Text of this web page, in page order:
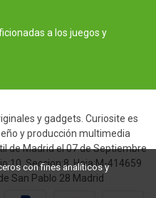
a los juegos y
y gadgets. Curiosite es
y producción multimedia
de Madrid el 07 de Septiembre
Seccion:8. Hoja:M-414659
San Pablo 28 Madrid
con fines analíticos y